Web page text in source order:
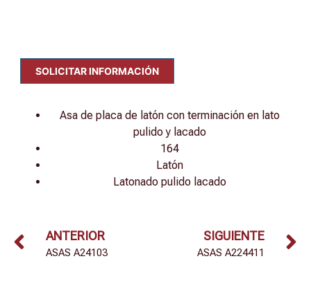
SOLICITAR INFORMACIÓN
Asa de placa de latón con terminación en lato
pulido y lacado
164
Latón
Latonado pulido lacado
ANTERIOR
ASAS A24103
SIGUIENTE
ASAS A224411